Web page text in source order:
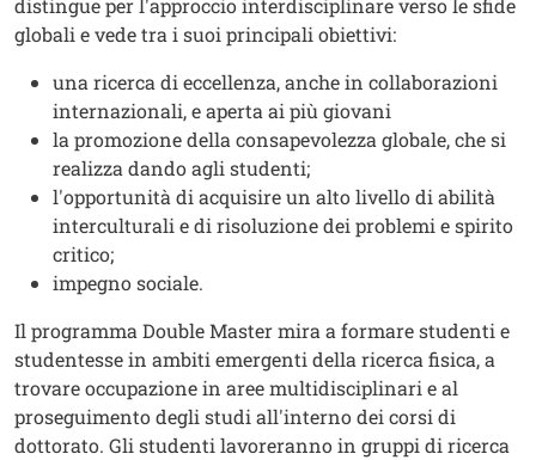
distingue per l'approccio interdisciplinare verso le sfide
globali e vede tra i suoi principali obiettivi:
una ricerca di eccellenza, anche in collaborazioni
internazionali, e aperta ai più giovani
la promozione della consapevolezza globale, che si
realizza dando agli studenti;
l'opportunità di acquisire un alto livello di abilità
interculturali e di risoluzione dei problemi e spirito
critico;
impegno sociale.
Il programma Double Master mira a formare studenti e
studentesse in ambiti emergenti della ricerca fisica, a
trovare occupazione in aree multidisciplinari e al
proseguimento degli studi all'interno dei corsi di
dottorato. Gli studenti lavoreranno in gruppi di ricerca